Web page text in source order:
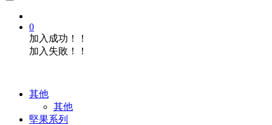
0
加入成功！！
加入失敗！！
其他
其他
堅果系列